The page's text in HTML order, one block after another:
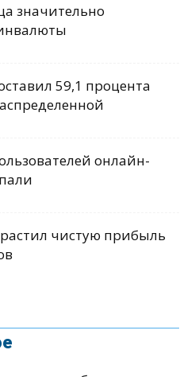
значительно
59,1 процента
онлайн-
чистую прибыль